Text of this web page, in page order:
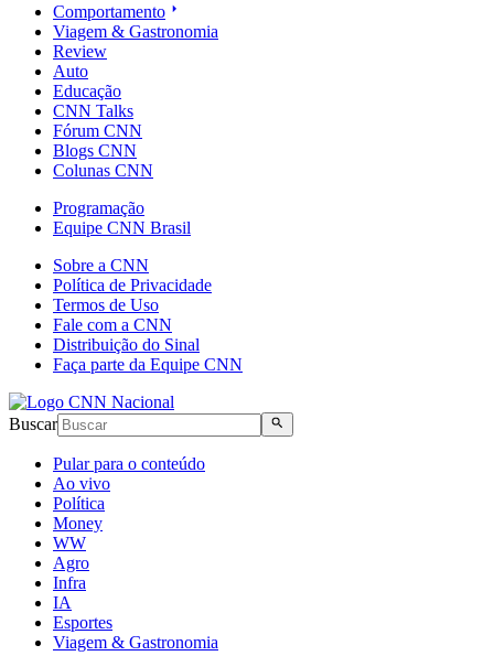
Comportamento
Viagem & Gastronomia
Review
Auto
Educação
CNN Talks
Fórum CNN
Blogs CNN
Colunas CNN
Programação
Equipe CNN Brasil
Sobre a CNN
Política de Privacidade
Termos de Uso
Fale com a CNN
Distribuição do Sinal
Faça parte da Equipe CNN
Buscar
Pular para o conteúdo
Ao vivo
Política
Money
WW
Agro
Infra
IA
Esportes
Viagem & Gastronomia